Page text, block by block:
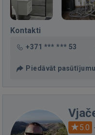
Kontakti
+371 *** *** 53
Piedāvāt pasūtījumu
5.0 ·